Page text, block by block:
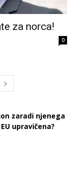
za norca!
0
zaradi njenega
upravičena?